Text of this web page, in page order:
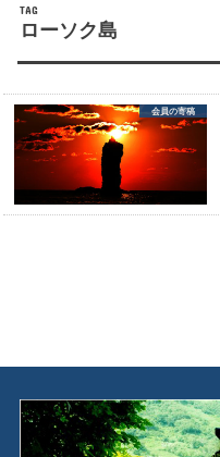
TAG
ローソク島
会員の寄稿